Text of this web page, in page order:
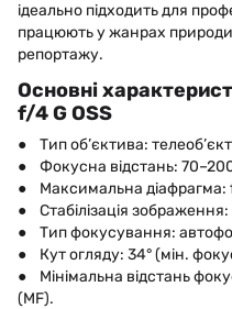
ідеально підходить для
працюють у жанрах
репортажу.
Основні
f/4 G OSS
● Тип об’єктива:
● Фокусна відстань:
● Максимальна діафрагма:
● Стабілізація
● Тип фокусування:
● Кут огляду: 34° (мін.
● Мінімальна відстань
(MF).